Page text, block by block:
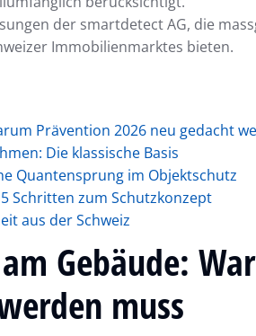
der smartdetect AG, die
Immobilienmarktes bieten.
Prävention 2026 neu gedacht
Die klassische Basis
Quantensprung im Objektschutz
Schritten zum Schutzkonzept
aus der Schweiz
Gebäude:
muss